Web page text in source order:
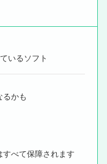
いるソフト
るかも
べて保障されます